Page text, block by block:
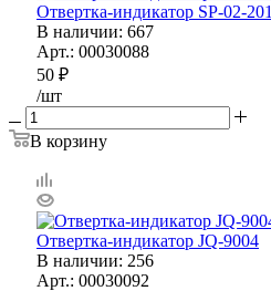
Отвертка-индикатор SP-02-201
В наличии: 667
Арт.: 00030088
50 ₽
/шт
В корзину
Отвертка-индикатор JQ-9004
В наличии: 256
Арт.: 00030092